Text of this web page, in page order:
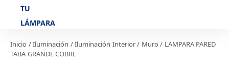
TU
LÁMPARA
Inicio /Iluminación /Iluminación Interior/ Muro / LAMPARA PARED
TABA GRANDE COBRE